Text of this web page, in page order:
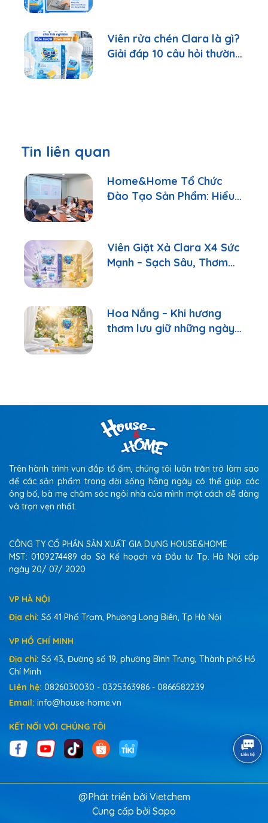
Viên rửa chén Clara là gì?
Giải đáp 10 câu hỏi thường
Tin liên quan
Home&Home Tổ Chức
Đào Tạo Sản Phẩm: Hiểu
Viên Giặt Xả Clara X4 Sức
Mạnh – Sạch Sâu, Thơm
Hoa Nắng – Khi hương
thơm lưu giữ những ngày
Trên hành trình vun đắp tổ ấm, chúng tôi luôn trăn trở làm sao
để các sản phẩm trong đời sống hằng ngày có thể giúp các
ông bố, bà mẹ chăm sóc ngôi nhà của mình một cách dễ dàng
và trọn vẹn nhất.
CÔNG TY CỔ PHẦN SẢN XUẤT GIA DỤNG HOUSE&HOME
MST: 0109274489 do Sở Kế hoạch và Đầu tư Tp. Hà Nội cấp
ngày 20/ 07/ 2020
VP HÀ NỘI
Địa chỉ: Số 41 Phố Trạm, Phường Long Biên, Tp Hà Nội
VP HỒ CHÍ MINH
Địa chỉ: Số 43, Đường số 19, phường Bình Trưng, Thành phố Hồ
Chí Minh
Liên hệ: 0826030030 - 0325363986 - 0866582239
Email: info@house-home.vn
KẾT NỐI VỚI CHÚNG TÔI
@Phát triển bởi Vietchem
Cung cấp bởi Sapo